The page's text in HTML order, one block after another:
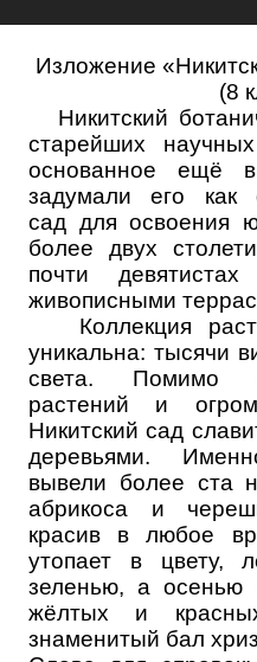
Изложение
(8
Никитский
старейших
основанное ещё
задумали его как
сад для освоения
более двух
почти девятистах
живописными
Коллекция
уникальна: тысячи
света. Помимо
растений и
Никитский сад
деревьями.
вывели более ста
абрикоса и
красив в любое
утопает в цвету,
зеленью, а осенью
жёлтых и
знаменитый бал